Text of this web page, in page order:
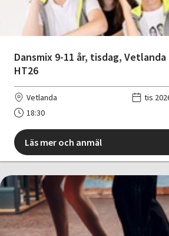
Dansmix 9-11 år, tisdag, Vetlanda
HT26
Vetlanda
tis
18:30
Läs mer och anmäl